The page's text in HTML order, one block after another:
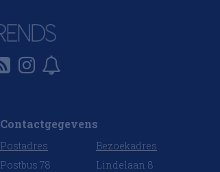
Contactgegevens
Postadres
Postbus 78
Bezoekadres
Lindelaan 8